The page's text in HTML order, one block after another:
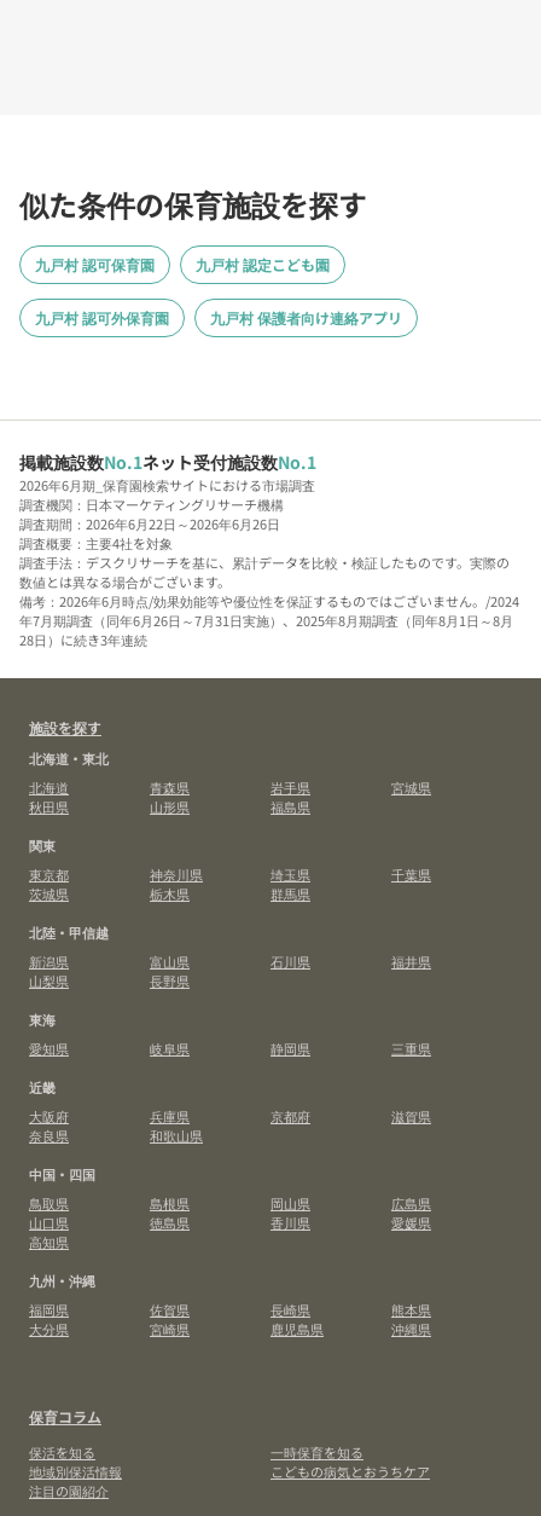
似た条件の保育施設を探す
九戸村 認可保育園 九戸村 認定こども園
九戸村 認可外保育園 九戸村 保護者向け連絡アプリ
掲載施設数No.1ネット受付施設数No.1
2026年6月期_保育園検索サイトにおける市場調査
調査機関：日本マーケティングリサーチ機構
調査期間：2026年6月22日～2026年6月26日
調査概要：主要4社を対象
調査手法：デスクリサーチを基に、累計データを比較・検証したものです。実際の
数値とは異なる場合がございます。
備考：2026年6月時点/効果効能等や優位性を保証するものではございません。/2024
年7月期調査（同年6月26日～7月31日実施）、2025年8月期調査（同年8月1日～8月
28日）に続き3年連続
施設を探す
北海道・東北
北海道
青森県 岩手県
宮城県
秋田県
山形県
福島県
関東
東京都
神奈川県 埼玉県
千葉県
茨城県
栃木県
群馬県
北陸・甲信越
新潟県
富山県 石川県
福井県
山梨県
長野県
東海
愛知県
岐阜県 静岡県
三重県
近畿
大阪府
兵庫県 京都府
滋賀県
奈良県
和歌山県
中国・四国
鳥取県
島根県 岡山県
広島県
山口県
徳島県 香川県
愛媛県
高知県
九州・沖縄
福岡県
佐賀県 長崎県
熊本県
大分県
宮崎県 鹿児島県 沖縄県
保育コラム
保活を知る
一時保育を知る
地域別保活情報
こどもの病気とおうちケア
注目の園紹介